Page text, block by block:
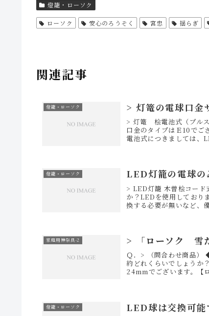
燈籠・ローソク
ローソク 安心のろうそく 宮忠 揺らぎ
関連記事
燈籠・ローソク > 灯篭の電球口金
> 灯篭 桧電池式（プル
口金のタイプはＥ10でご
電池式につきましては、
燈籠・ローソク LED灯籠の電球の
> LED灯籠 木曽桧コード
か？LEDを使用しており
換する必要が無いなど、
家庭用神祭具-2 > 「ローソク 雪
Ｑ．> （問合わせ商品
約どれくらいでしょうか
24mmでございます。
燈籠・ローソク LED球は交換可能